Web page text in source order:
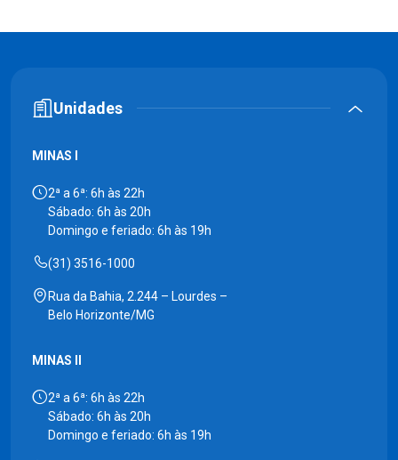
Unidades
MINAS I
2ª a 6ª: 6h às 22h
Sábado: 6h às 20h
Domingo e feriado: 6h às 19h
(31) 3516-1000
Rua da Bahia, 2.244 – Lourdes –
Belo Horizonte/MG
MINAS II
2ª a 6ª: 6h às 22h
Sábado: 6h às 20h
Domingo e feriado: 6h às 19h